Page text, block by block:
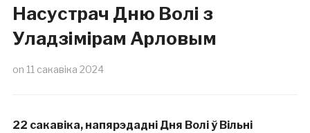
Насустрач Дню Волі з
Уладзімірам Арловым
on 11 сакавіка 2024
22 сакавіка, напярэдадні Дня Волі ў Вільні